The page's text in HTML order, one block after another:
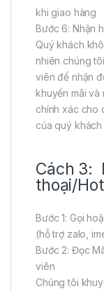
khi giao hàng
Bước 6: Nhận
Quý khách
nhiên chúng
viên để nhận
khuyến mãi và
chính xác cho
của quý
Cách 3:
thoại/
Bước 1: Gọi
(hỗ trợ zalo,
Bước 2: Đọc
viên
Chúng tôi